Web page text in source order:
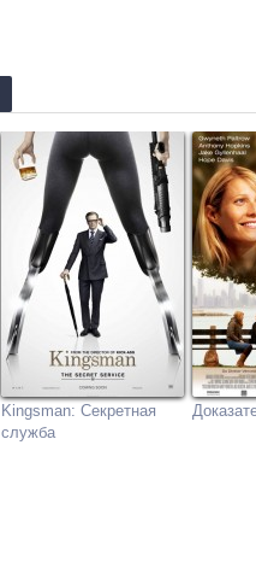
Kingsman: Секретная
служба